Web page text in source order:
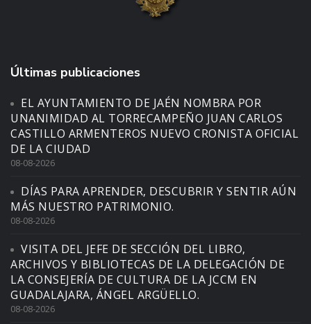
Últimas publicaciones
EL AYUNTAMIENTO DE JAÉN NOMBRA POR
UNANIMIDAD AL TORRECAMPEÑO JUAN CARLOS
CASTILLO ARMENTEROS NUEVO CRONISTA OFICIAL
DE LA CIUDAD
08-08-2026
DÍAS PARA APRENDER, DESCUBRIR Y SENTIR AÚN
MÁS NUESTRO PATRIMONIO.
08-08-2026
VISITA DEL JEFE DE SECCIÓN DEL LIBRO,
ARCHIVOS Y BIBLIOTECAS DE LA DELEGACIÓN DE
LA CONSEJERÍA DE CULTURA DE LA JCCM EN
GUADALAJARA, ÁNGEL ARGÜELLO.
08-08-2026